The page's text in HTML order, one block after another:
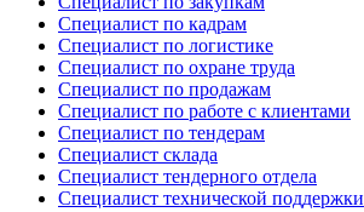
Специалист по кадрам
Специалист по логистике
Специалист по охране труда
Специалист по продажам
Специалист по работе с клиентами
Специалист по тендерам
Специалист склада
Специалист тендерного отдела
Специалист технической поддержки